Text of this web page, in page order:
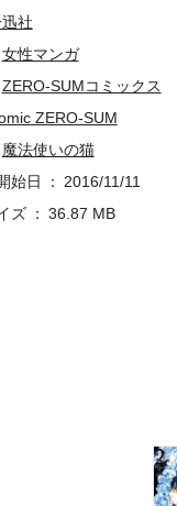
社
女性マンガ
ZERO-SUMコミックス
ZERO-SUM
魔法使いの猫
始日
2016/11/11
ズ
36.87 MB